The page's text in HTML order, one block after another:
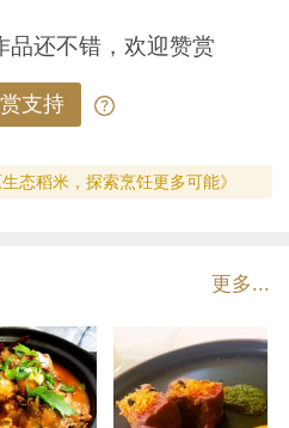
品还不错，欢迎赞赏
支持
态稻米，探索烹饪更多可能》
更多...